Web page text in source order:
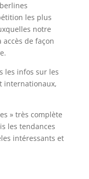
les plus
notre
de façon
les infos sur les
internationaux,
» très complète
les tendances
intéressants et